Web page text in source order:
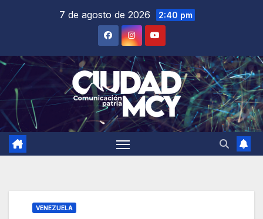
7 de agosto de 2026 2:40 pm
VENEZUELA